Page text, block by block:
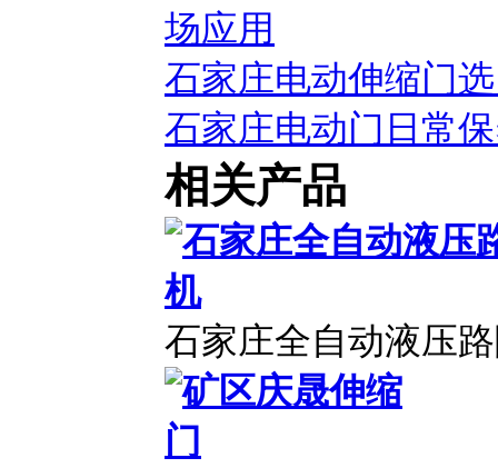
场应用
石家庄电动伸缩门
石家庄电动门日常
相关产品
石家庄全自动液压